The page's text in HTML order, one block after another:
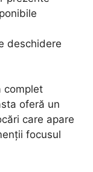
deschidere
complet
oferă un
care apare
focusul